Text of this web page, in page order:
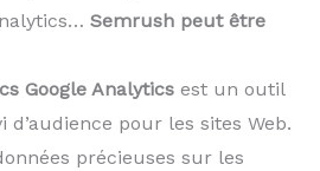
Semrush peut être
Google Analytics est un outil
pour les sites Web.
précieuses sur les